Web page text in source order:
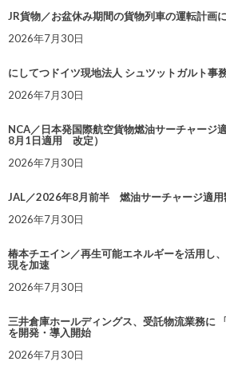
JR貨物／お盆休み期間の貨物列車の運転計画
2026年7月30日
にしてつドイツ現地法人 シュツットガルト事
2026年7月30日
NCA／日本発国際航空貨物燃油サーチャージ
8月1日適用 改定）
2026年7月30日
JAL／2026年8月前半 燃油サーチャージ適用
2026年7月30日
椿本チエイン／再生可能エネルギーを活用し
現を加速
2026年7月30日
三井倉庫ホールディングス、受託物流業務に
を開発・導入開始
2026年7月30日